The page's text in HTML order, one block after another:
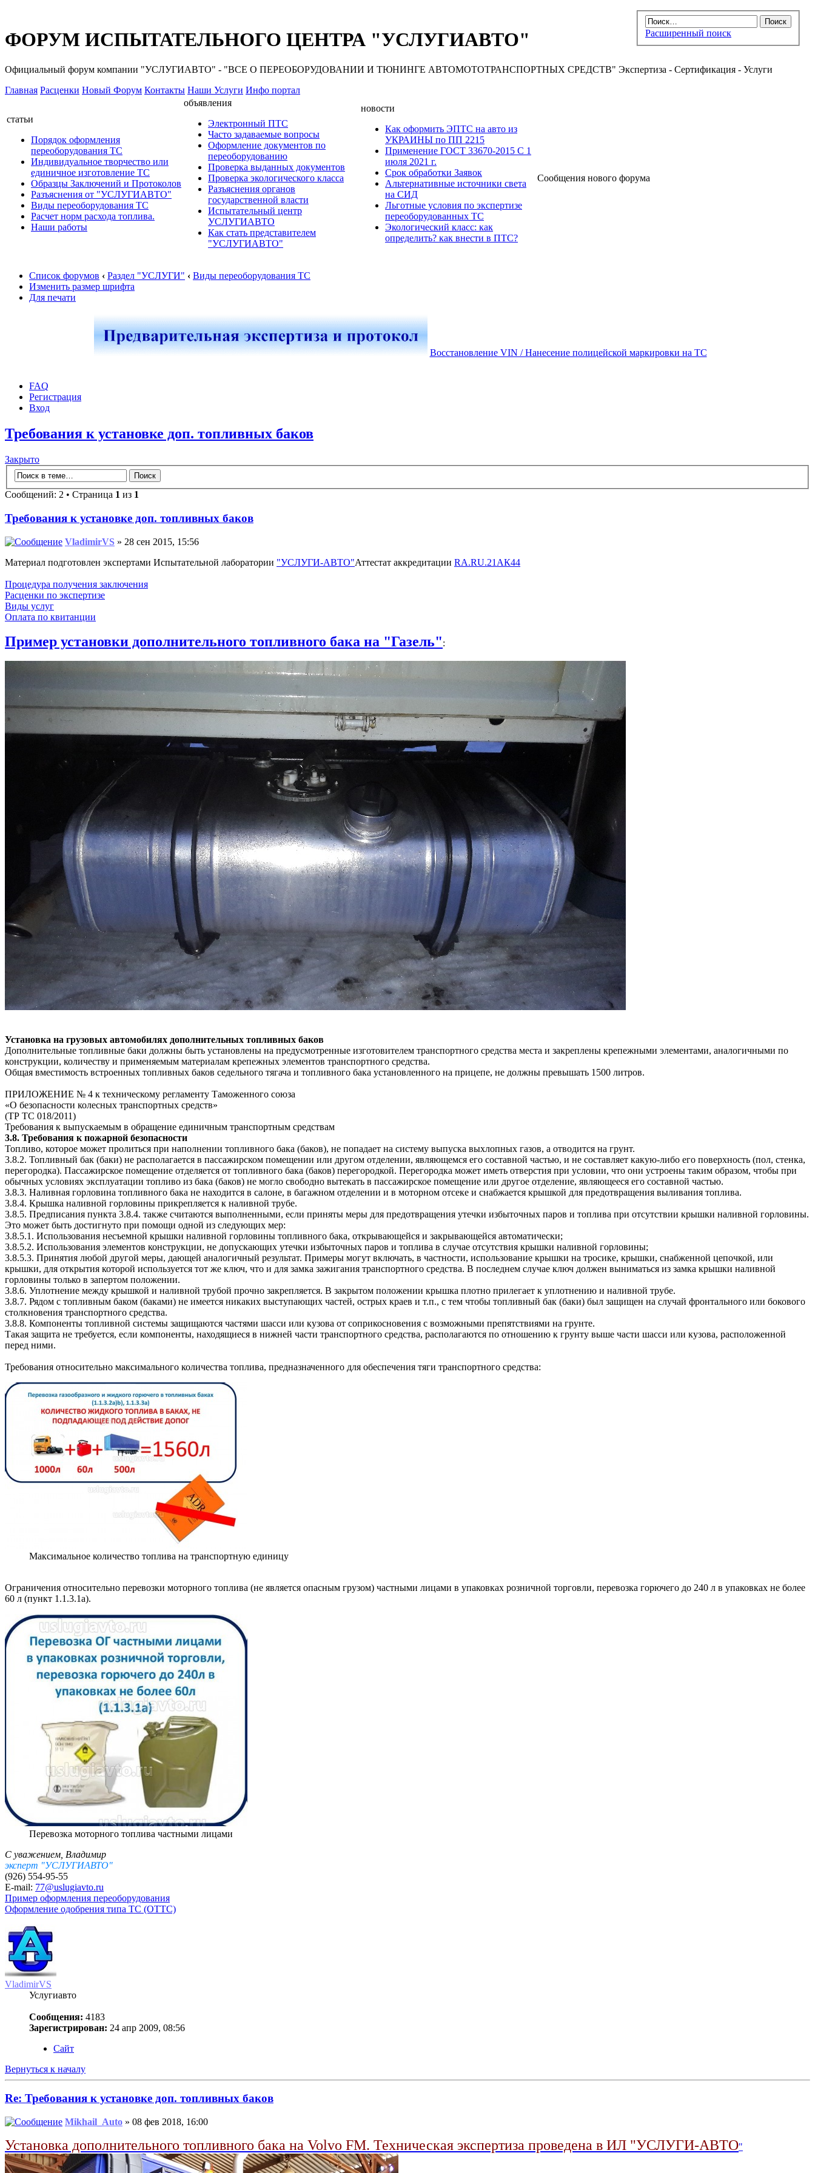
Расширенный поиск
ФОРУМ ИСПЫТАТЕЛЬНОГО ЦЕНТРА "УСЛУГИАВТО"
Официальный форум компании "УСЛУГИАВТО" - "ВСЕ О ПЕРЕОБОРУДОВАНИИ И ТЮНИНГЕ АВТОМОТОТРАНСПОРТНЫХ СРЕДСТВ" Экспертиза - Сертификация - Услуги
Главная Расценки Новый Форум Контакты Наши Услуги Инфо портал
статьи
Порядок оформления
переоборудования ТС
Индивидуальное творчество или
единичное изготовление ТС
Образцы Заключений и Протоколов
Разъяснения от "УСЛУГИАВТО"
Виды переоборудования ТС
Расчет норм расхода топлива.
Наши работы
объявления
Электронный ПТС
Часто задаваемые вопросы
Оформление документов по
переоборудованию
Проверка выданных документов
Проверка экологического класса
Разъяснения органов
государственной власти
Испытательный центр
УСЛУГИАВТО
Как стать представителем
"УСЛУГИАВТО"
новости
Как оформить ЭПТС на авто из
УКРАИНЫ по ПП 2215
Применение ГОСТ 33670-2015 С 1
июля 2021 г.
Срок обработки Заявок
Альтернативные источники света
на СИД
Льготные условия по экспертизе
переоборудованных ТС
Экологический класс: как
определить? как внести в ПТС?
Сообщения нового форума
Список форумов ‹ Раздел "УСЛУГИ" ‹ Виды переоборудования ТС
Изменить размер шрифта
Для печати
Восстановление VIN / Нанесение полицейской маркировки на ТС
FAQ
Регистрация
Вход
Требования к установке доп. топливных баков
Закрыто
Сообщений: 2 • Страница 1 из 1
Требования к установке доп. топливных баков
VladimirVS » 28 сен 2015, 15:56
Материал подготовлен экспертами Испытательной лаборатории "УСЛУГИ-АВТО"Аттестат аккредитации RA.RU.21АК44
Процедура получения заключения
Расценки по экспертизе
Виды услуг
Оплата по квитанции
Пример установки дополнительного топливного бака на "Газель":
Установка на грузовых автомобилях дополнительных топливных баков
Дополнительные топливные баки должны быть установлены на предусмотренные изготовителем транспортного средства места и закреплены крепежными элементами, аналогичными по
конструкции, количеству и применяемым материалам крепежных элементов транспортного средства.
Общая вместимость встроенных топливных баков седельного тягача и топливного бака установленного на прицепе, не должны превышать 1500 литров.
ПРИЛОЖЕНИЕ № 4 к техническому регламенту Таможенного союза
«О безопасности колесных транспортных средств»
(ТР ТС 018/2011)
Требования к выпускаемым в обращение единичным транспортным средствам
3.8. Требования к пожарной безопасности
Топливо, которое может пролиться при наполнении топливного бака (баков), не попадает на систему выпуска выхлопных газов, а отводится на грунт.
3.8.2. Топливный бак (баки) не располагается в пассажирском помещении или другом отделении, являющемся его составной частью, и не составляет какую-либо его поверхность (пол, стенка,
перегородка). Пассажирское помещение отделяется от топливного бака (баков) перегородкой. Перегородка может иметь отверстия при условии, что они устроены таким образом, чтобы при
обычных условиях эксплуатации топливо из бака (баков) не могло свободно вытекать в пассажирское помещение или другое отделение, являющееся его составной частью.
3.8.3. Наливная горловина топливного бака не находится в салоне, в багажном отделении и в моторном отсеке и снабжается крышкой для предотвращения выливания топлива.
3.8.4. Крышка наливной горловины прикрепляется к наливной трубе.
3.8.5. Предписания пункта 3.8.4. также считаются выполненными, если приняты меры для предотвращения утечки избыточных паров и топлива при отсутствии крышки наливной горловины.
Это может быть достигнуто при помощи одной из следующих мер:
3.8.5.1. Использования несъемной крышки наливной горловины топливного бака, открывающейся и закрывающейся автоматически;
3.8.5.2. Использования элементов конструкции, не допускающих утечки избыточных паров и топлива в случае отсутствия крышки наливной горловины;
3.8.5.3. Принятия любой другой меры, дающей аналогичный результат. Примеры могут включать, в частности, использование крышки на тросике, крышки, снабженной цепочкой, или
крышки, для открытия которой используется тот же ключ, что и для замка зажигания транспортного средства. В последнем случае ключ должен выниматься из замка крышки наливной
горловины только в запертом положении.
3.8.6. Уплотнение между крышкой и наливной трубой прочно закрепляется. В закрытом положении крышка плотно прилегает к уплотнению и наливной трубе.
3.8.7. Рядом с топливным баком (баками) не имеется никаких выступающих частей, острых краев и т.п., с тем чтобы топливный бак (баки) был защищен на случай фронтального или бокового
столкновения транспортного средства.
3.8.8. Компоненты топливной системы защищаются частями шасси или кузова от соприкосновения с возможными препятствиями на грунте.
Такая защита не требуется, если компоненты, находящиеся в нижней части транспортного средства, располагаются по отношению к грунту выше части шасси или кузова, расположенной
перед ними.
Требования относительно максимального количества топлива, предназначенного для обеспечения тяги транспортного средства:
Максимальное количество топлива на транспортную единицу
Ограничения относительно перевозки моторного топлива (не является опасным грузом) частными лицами в упаковках розничной торговли, перевозка горючего до 240 л в упаковках не более
60 л (пункт 1.1.3.1а).
Перевозка моторного топлива частными лицами
С уважением, Владимир
эксперт "УСЛУГИАВТО"
(926) 554-95-55
E-mail: 77@uslugiavto.ru
Пример оформления переоборудования
Оформление одобрения типа ТС (ОТТС)
VladimirVS
Услугиавто
Сообщения: 4183
Зарегистрирован: 24 апр 2009, 08:56
Сайт
Вернуться к началу
Re: Требования к установке доп. топливных баков
Mikhail_Auto » 08 фев 2018, 16:00
Установка дополнительного топливного бака на Volvo FM. Техническая экспертиза проведена в ИЛ "УСЛУГИ-АВТО"